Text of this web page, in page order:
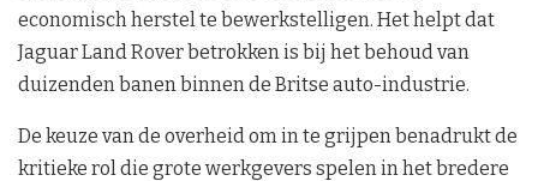
economisch herstel te bewerkstelligen. Het helpt dat
Jaguar Land Rover betrokken is bij het behoud van
duizenden banen binnen de Britse auto-industrie.
De keuze van de overheid om in te grijpen benadrukt de
kritieke rol die grote werkgevers spelen in het bredere